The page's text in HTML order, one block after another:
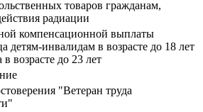
товаров гражданам,
радиации
компенсационной выплаты
детям-инвалидам в возрасте до 18 лет
возрасте до 23 лет
"Ветеран труда